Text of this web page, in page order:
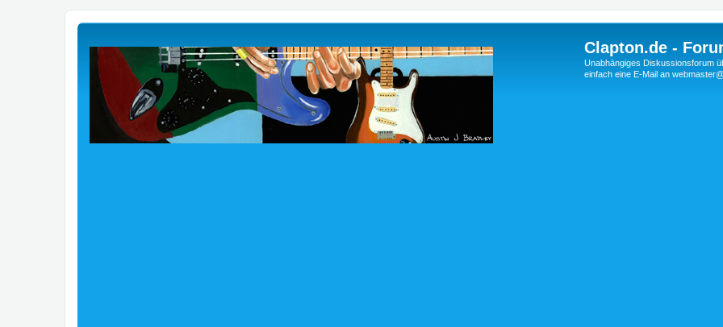
Clapton.de -
Unabhängiges Diskussionsforum
einfach eine E-Mail an